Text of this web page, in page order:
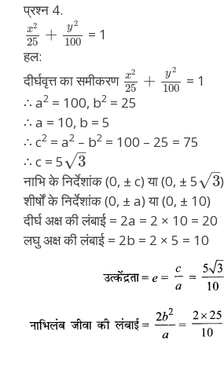
प्रश्न 4.
x2
25 + y2
100
= 1
हल:
दीर्घवृत्त का समीकरण x2
25 + y2
100
= 1
∴ a2 = 100, b2 = 25
∴ a = 10, b = 5
∴ c2 = a2 – b2 = 100 – 25 = 75
∴ c = 5
3
–
√
नाभि के निर्देशांक (0, ± c) या (0, ± 5 3
–
√ )
शीर्षों के निर्देशांक (0, ± a) या (0, ± 10)
दीर्घ अक्ष की लंबाई = 2a = 2 × 10 = 20
लघु अक्ष की लंबाई = 2b = 2 × 5 = 10